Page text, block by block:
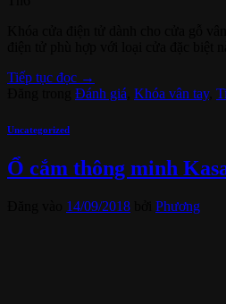
Tiếp tục đọc →
Đánh giá Khóa vân tay,
Uncategorized
Ổ cắm thông minh
14/09/2018 Phương